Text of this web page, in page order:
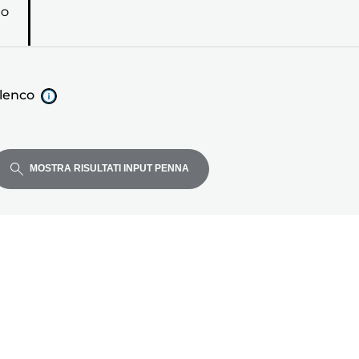
MOSTRA RISULTATI INPUT PENNA